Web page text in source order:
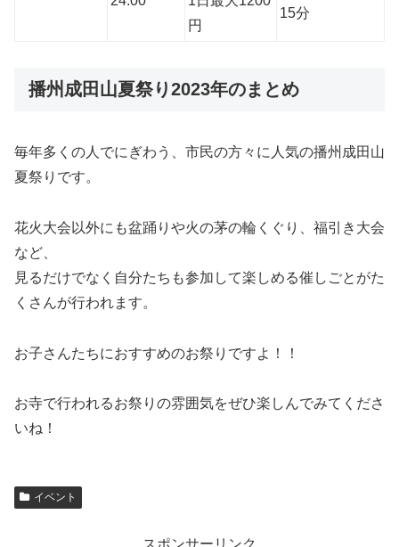
円
15分
播州成田山夏祭り2023年のまとめ
毎年多くの人でにぎわう、市民の方々に人気の播州成田山
夏祭りです。
花火大会以外にも盆踊りや火の茅の輪くぐり、福引き大会
など、
見るだけでなく自分たちも参加して楽しめる催しごとがた
くさんが行われます。
お子さんたちにおすすめのお祭りですよ！！
お寺で行われるお祭りの雰囲気をぜひ楽しんでみてくださ
いね！
イベント